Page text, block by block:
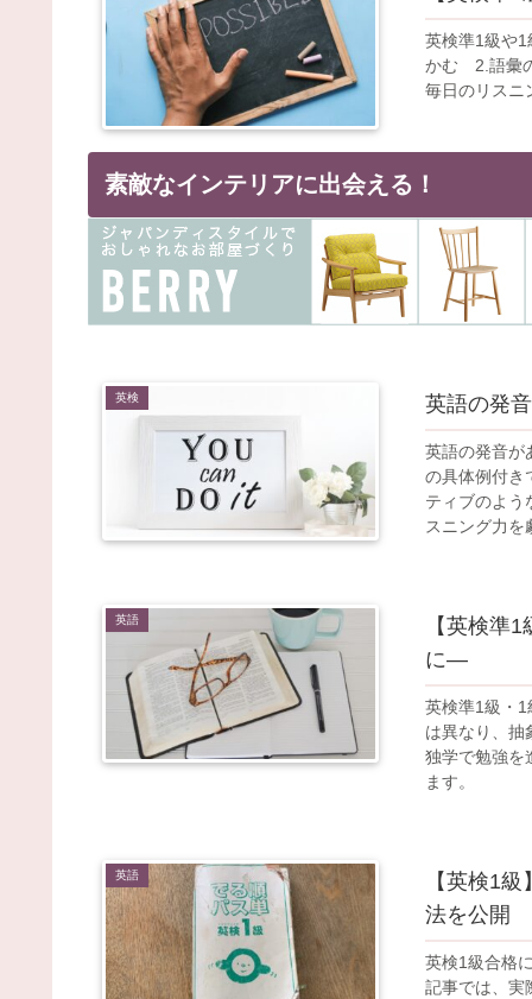
英検準1級や1
かむ 2.語彙
毎日のリスニ
素敵なインテリアに出会える！
英検 英語の発
英語の発音が
の具体例付き
ティブのよう
スニング力を
英語
【英検準
に―
英検準1級・1
は異なり、抽
独学で勉強を
ます。
英語
【英検1
法を公開
英検1級合格
記事では、実